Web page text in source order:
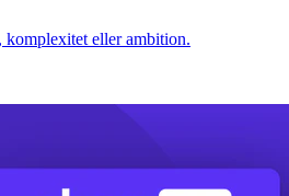
komplexitet eller ambition.